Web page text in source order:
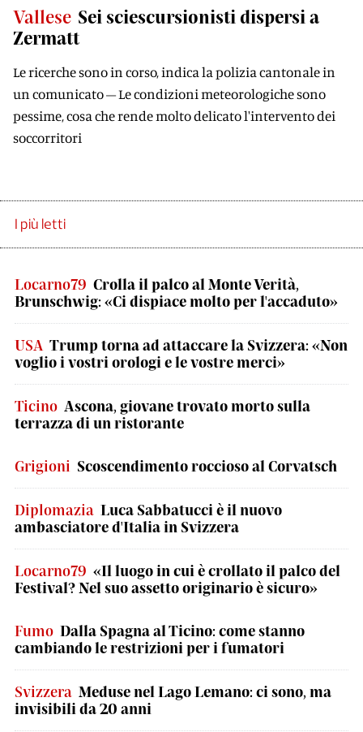
Vallese Sei sciescursionisti dispersi a
Zermatt
Le ricerche sono in corso, indica la polizia cantonale in
un comunicato – Le condizioni meteorologiche sono
pessime, cosa che rende molto delicato l'intervento dei
soccorritori
I più letti
Locarno79 Crolla il palco al Monte Verità,
Brunschwig: «Ci dispiace molto per l'accaduto»
USA Trump torna ad attaccare la Svizzera: «Non
voglio i vostri orologi e le vostre merci»
Ticino Ascona, giovane trovato morto sulla
terrazza di un ristorante
Grigioni Scoscendimento roccioso al Corvatsch
Diplomazia Luca Sabbatucci è il nuovo
ambasciatore d'Italia in Svizzera
Locarno79 «Il luogo in cui è crollato il palco del
Festival? Nel suo assetto originario è sicuro»
Fumo Dalla Spagna al Ticino: come stanno
cambiando le restrizioni per i fumatori
Svizzera Meduse nel Lago Lemano: ci sono, ma
invisibili da 20 anni